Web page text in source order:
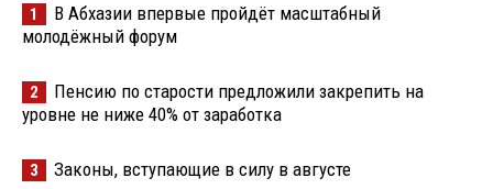
1
В Абхазии впервые пройдёт масштабный
молодёжный форум
2
Пенсию по старости предложили закрепить на
уровне не ниже 40% от заработка
3 Законы, вступающие в силу в августе